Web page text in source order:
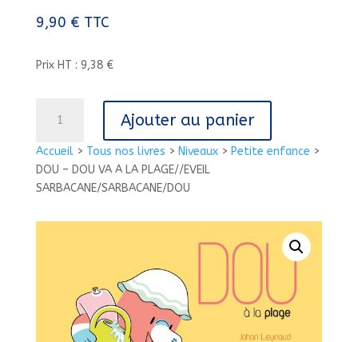
Accueil> Tous nos livres > Niveaux> Petite enfance >
DOU – DOU VA A LA PLAGE//EVEIL
SARBACANE/SARBACANE/DOU
9,90 € TTC
Prix HT : 9,38 €
DOU
-
DOU
SARBACANE/SARBACANE/DOU
Ajouter au panier